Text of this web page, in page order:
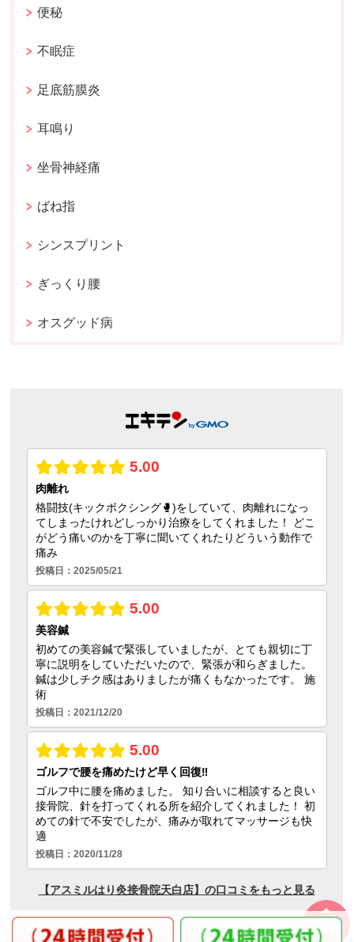
便秘
不眠症
足底筋膜炎
耳鳴り
坐骨神経痛
ばね指
シンスプリント
ぎっくり腰
オスグッド病
ページの
先頭へ